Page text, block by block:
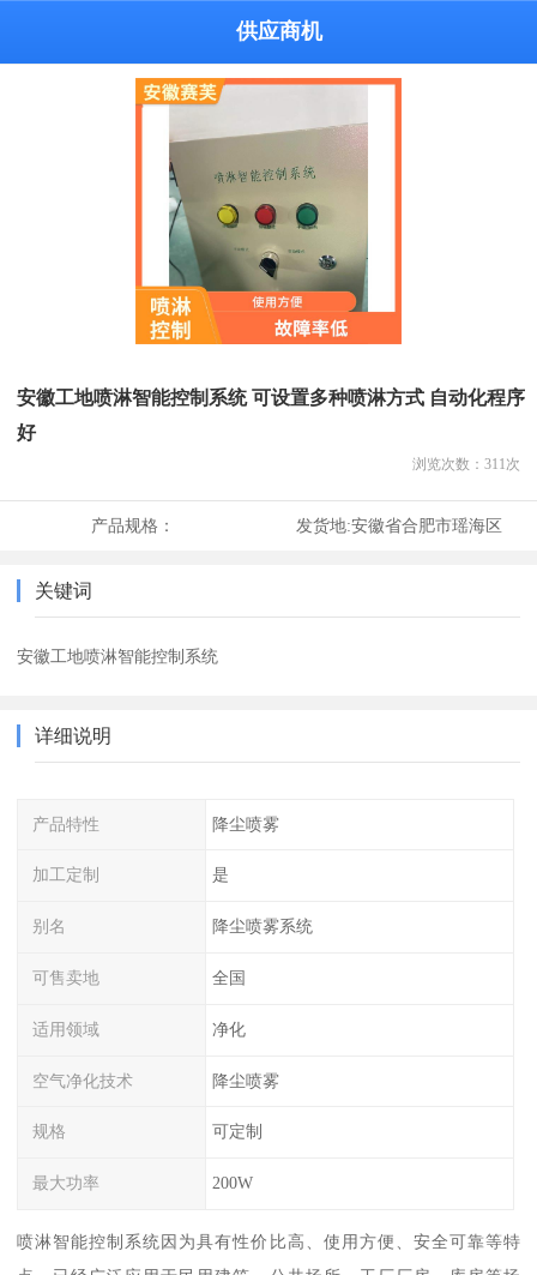
供应商机
安徽工地喷淋智能控制系统 可设置多种喷淋方式 自动化程序
好
浏览次数： 311 次
产品规格： 发货地:安徽省合肥市瑶海区
关键词
安徽工地喷淋智能控制系统
详细说明
产品特性 降尘喷雾
加工定制 是
别名 降尘喷雾系统
可售卖地 全国
适用领域 净化
空气净化技术 降尘喷雾
规格 可定制
最大功率 200W
喷淋智能控制系统因为具有性价比高、使用方便、安全可靠等特